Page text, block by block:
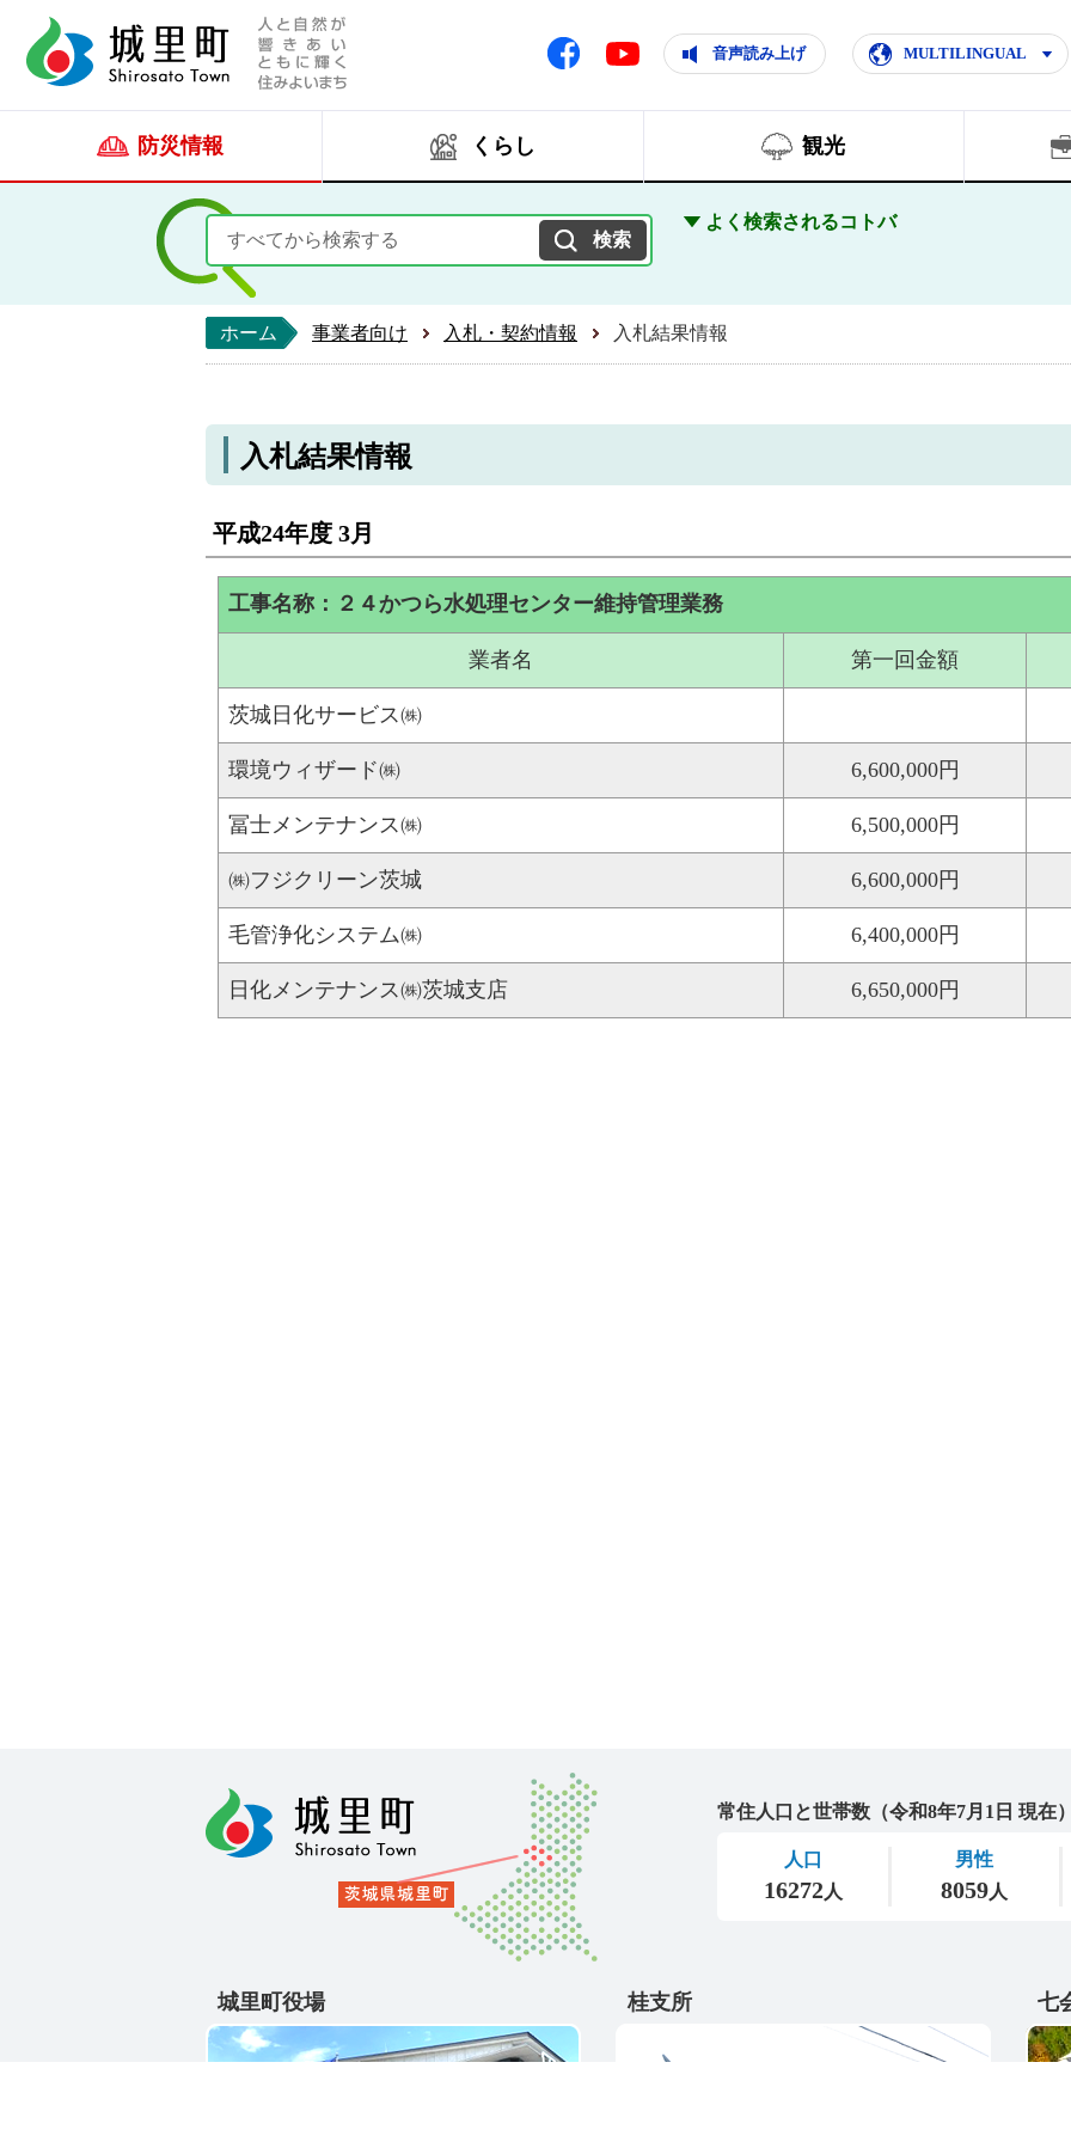
人と自然が響きあいともに輝く住みよいまち
Facebook Youtube 音声読み上げ MULTILINGUAL
防災情報 くらし 観光
よく検索されるコトバ
ホーム 事業者向け 入札・契約情報 入札結果情報
入札結果情報
平成24年度 3月
工事名称：２４かつら水処理センター維持管理業務
業者名 第一回金額
茨城日化サービス㈱
環境ウィザード㈱ 6,600,000円
冨士メンテナンス㈱ 6,500,000円
㈱フジクリーン茨城 6,600,000円
毛管浄化システム㈱ 6,400,000円
日化メンテナンス㈱茨城支店 6,650,000円
城里町役場 桂支所 七